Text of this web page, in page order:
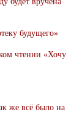
будущего»
чтении «Хочу
же всё было на